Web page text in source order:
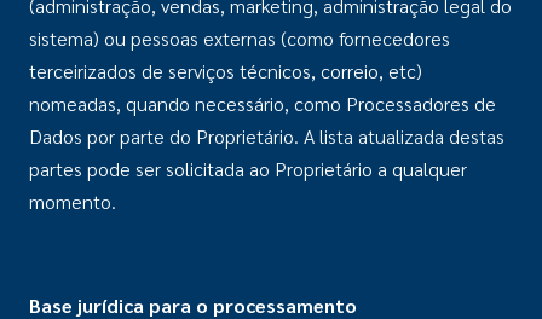
(administração, vendas, marketing, administração legal do
sistema) ou pessoas externas (como fornecedores
terceirizados de serviços técnicos, correio, etc)
nomeadas, quando necessário, como Processadores de
Dados por parte do Proprietário. A lista atualizada destas
partes pode ser solicitada ao Proprietário a qualquer
momento.
Base jurídica para o processamento